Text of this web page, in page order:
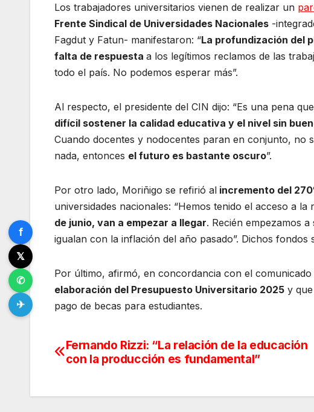
Los trabajadores universitarios vienen de realizar un
Frente Sindical de Universidades Nacionales -
Fagdut y Fatun- manifestaron: “La profundización del
falta de respuesta a los legítimos reclamos de las
todo el país. No podemos esperar más”.
Al respecto, el presidente del CIN dijo: “Es una pena
difícil sostener la calidad educativa y el nivel sin
Cuando docentes y nodocentes paran en conjunto, no
nada, entonces el futuro es bastante oscuro”.
Por otro lado, Moriñigo se refirió al incremento del
universidades nacionales: “Hemos tenido el acceso a
de junio, van a empezar a llegar. Recién empezamos
igualan con la inflación del año pasado”. Dichos fondos
Por último, afirmó, en concordancia con el comunicado
elaboración del Presupuesto Universitario 2025 y
pago de becas para estudiantes.
Navegación
entradas
Fernando Rizzi: “La relación de la educación
con la producción es fundamental”
f
𝕏
✆
✈